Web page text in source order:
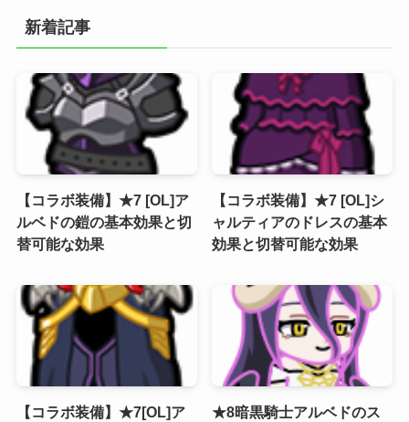
新着記事
【コラボ装備】★7 [OL]ア
ルベドの鎧の基本効果と切
替可能な効果
【コラボ装備】★7 [OL]シ
ャルティアのドレスの基本
効果と切替可能な効果
【コラボ装備】★7[OL]ア
★8暗黒騎士アルベドのス